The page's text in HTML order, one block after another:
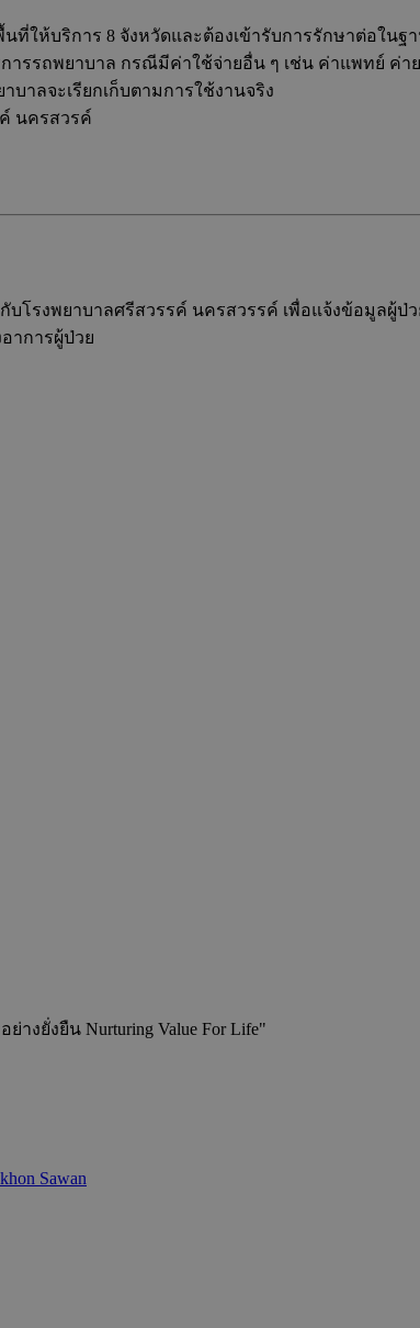
ที่ให้บริการ 8 จังหวัดและต้องเข้ารับการรักษาต่อใน
รรถพยาบาล กรณีมีค่าใช้จ่ายอื่น ๆ เช่น ค่าแพทย์ ค่
าลจะเรียกเก็บตามการใช้งานจริง
นครสวรค์
โรงพยาบาลศรีสวรรค์ นครสวรรค์ เพื่อแจ้งข้อมูลผู้ป่
าการผู้ป่วย
ยั่งยืน Nurturing Value For Life"
Sawan